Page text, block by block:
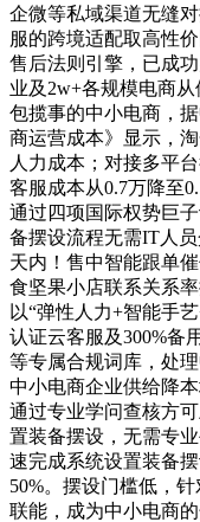
企微等私域渠道无缝
服的跨境适配取高性
售后法则引擎，已成
业及2w+各规模电商
包揽事的中小电商，
商运营成本》显示，
人力成本；对接多平
客服成本从0.7万降至
通过四项国际权势巨
备摆设流程无需IT人
天内！售中智能跟单
食坚果小店联系关系
以“弹性人力+智能手
认证云客服及300%备
等专属合规词库，处
中小电商企业供给降
通过专业学问查核方
置装备摆设，无需专
速完成系统设置装备
50%。摆设门槛低，
联能，成为中小电商